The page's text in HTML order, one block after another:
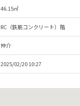
46.15㎡
RC（鉄筋コンクリート）階
仲介
2025/02/20 10:27